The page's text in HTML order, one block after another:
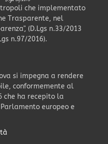
che implementato
Trasparente, nel
(D.Lgs n.33/2013
n.97/2016).
si impegna a rendere
conformemente al
che ha recepito la
europeo e